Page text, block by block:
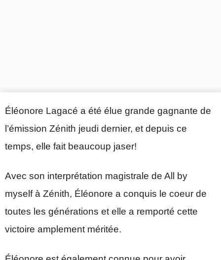
Éléonore Lagacé a été élue grande gagnante de
l’émission Zénith jeudi dernier, et depuis ce
temps, elle fait beaucoup jaser!
Avec son interprétation magistrale de All by
myself à Zénith, Éléonore a conquis le coeur de
toutes les générations et elle a remporté cette
victoire amplement méritée.